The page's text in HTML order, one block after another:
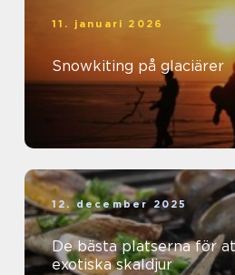
11. januari 2026
Snowkiting på glaciärer
12. december 2025
De bästa platserna för
exotiska skaldjur